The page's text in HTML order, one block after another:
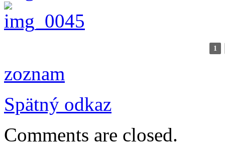
1
zoznam
Spätný odkaz
Comments are closed.